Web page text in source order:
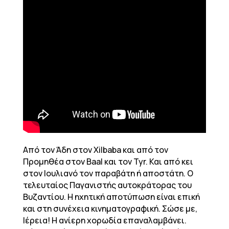
Από τον Άδη στον Xilbaba και από τον
Προμηθέα στον Baal και τον Tyr. Και από κει
στον Ιουλιανό τον παραβάτη ή αποστάτη. Ο
τελευταίος Παγανιστής αυτοκράτορας του
Βυζαντίου. Η ηχητική αποτύπωση είναι επική
και στη συνέχεια κινηματογραφική. Σώσε με,
Ιέρεια! Η ανίερη χορωδία επαναλαμβάνει.